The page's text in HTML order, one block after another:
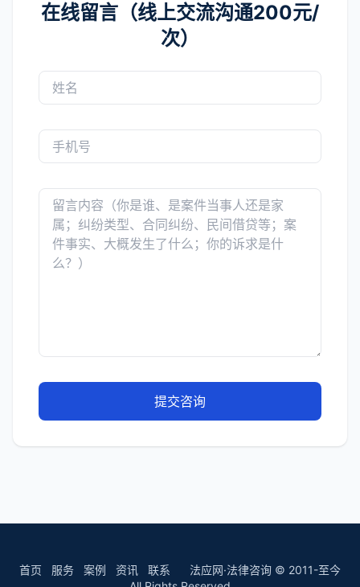
在线留言（线上交流沟通200元/
次）
提交咨询
首页 服务 案例 资讯 联系 法应网·法律咨询 © 2011-至今